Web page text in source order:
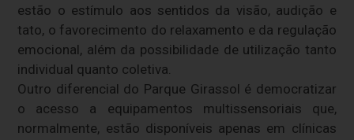
estão o estímulo aos sentidos da visão, audição e
tato, o favorecimento do relaxamento e da regulação
emocional, além da possibilidade de utilização tanto
individual quanto coletiva.
Outro diferencial do Parque Girassol é democratizar
o acesso a equipamentos multissensoriais que,
normalmente, estão disponíveis apenas em clínicas